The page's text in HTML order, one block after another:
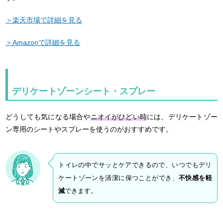
＞楽天市場で詳細を見る
＞Amazonで詳細を見る
デリケートゾーンシート・スプレー
どうしても気になる場合やニオイがひどい時には、デリケートゾー
ン専用のシートやスプレーを使うのがおすすめです。
トイレの中でサッとケアできるので、いつでもデリ
ケートゾーンを清潔に保つことができ、不快感を軽
減できます。